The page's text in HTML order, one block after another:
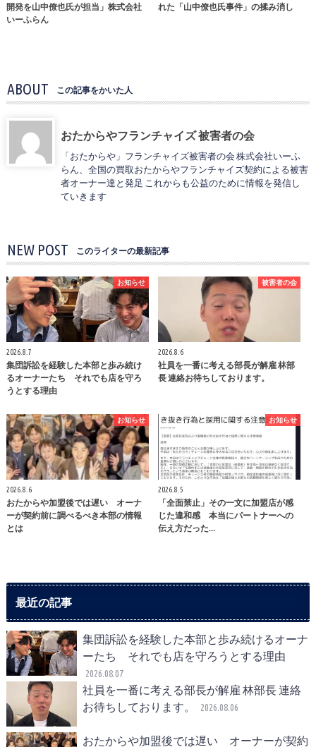
開発を山中僚也氏が担当」株式会社
いーふらん
れた「山中僚也氏事件」の揉み消し
ABOUT この記事をかいた人
おたからやフランチャイズ 被害者の会
「おたからや」フランチャイズ被害者の会 株式会社いーふ
らん、全国の買取おたからやフランチャイズ契約による被害
者オーナー達と発足 これからも公益のために情報を発信し
ていきます
NEW POST このライターの最新記事
お知らせ
2026.8.7
集団訴訟を経験した本部と歩み続け
るオーナーたち それでも店を守ろ
うとする理由
被害者の会
2026.8.6
社員を一番に考える部長が解雇 林部
長 連絡お待ちしております。
お知らせ
2026.8.6
おたからや加盟後では遅い オーナ
ーが契約前に調べるべき本部の情報
とは
お知らせ
2026.8.5
「全面禁止」その一文に加盟店が感
じた違和感 本当にパートナーへの
伝え方だった…
最近の記事
集団訴訟を経験した本部と歩み続けるオーナ
ーたち それでも店を守ろうとする理由
2026.08.07
社員を一番に考える部長が解雇 林部長 連絡
お待ちしております。
2026.08.06
おたからや加盟後では遅い オーナーが契約